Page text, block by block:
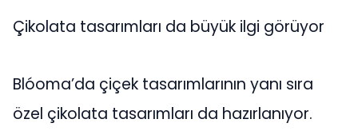
Çikolata tasarımları da büyük ilgi görüyor
Blóoma’da çiçek tasarımlarının yanı sıra
özel çikolata tasarımları da hazırlanıyor.